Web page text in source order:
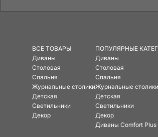
ВСЕ ТОВАРЫ
Диваны
Столовая
Спальня
Журнальные столики
Детская
Светильники
Декор
ПОПУЛЯРНЫЕ
Диваны
Столовая
Спальня
Журнальные столики
Детская
Светильники
Декор
Диваны Comfort Plus